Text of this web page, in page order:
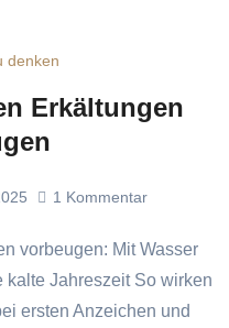
denken
Erkältungen
1 Kommentar
kalte Jahreszeit So wirken
ersten Anzeichen und